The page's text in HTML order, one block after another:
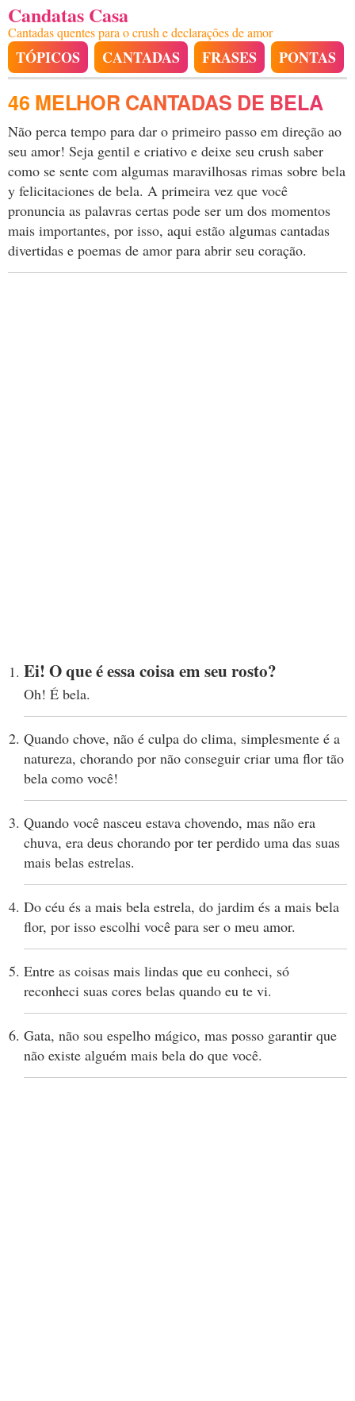
Candatas Casa
Cantadas quentes para o crush e declarações de amor
TÓPICOS CANTADAS FRASES PONTAS
46 MELHOR CANTADAS DE BELA
Não perca tempo para dar o primeiro passo em direção ao
seu amor! Seja gentil e criativo e deixe seu crush saber
como se sente com algumas maravilhosas rimas sobre bela
y felicitaciones de bela. A primeira vez que você
pronuncia as palavras certas pode ser um dos momentos
mais importantes, por isso, aqui estão algumas cantadas
divertidas e poemas de amor para abrir seu coração.
Ei! O que é essa coisa em seu rosto?
Oh! É bela.
Quando chove, não é culpa do clima, simplesmente é a
natureza, chorando por não conseguir criar uma flor tão
bela como você!
Quando você nasceu estava chovendo, mas não era
chuva, era deus chorando por ter perdido uma das suas
mais belas estrelas.
Do céu és a mais bela estrela, do jardim és a mais bela
flor, por isso escolhi você para ser o meu amor.
Entre as coisas mais lindas que eu conheci, só
reconheci suas cores belas quando eu te vi.
Gata, não sou espelho mágico, mas posso garantir que
não existe alguém mais bela do que você.